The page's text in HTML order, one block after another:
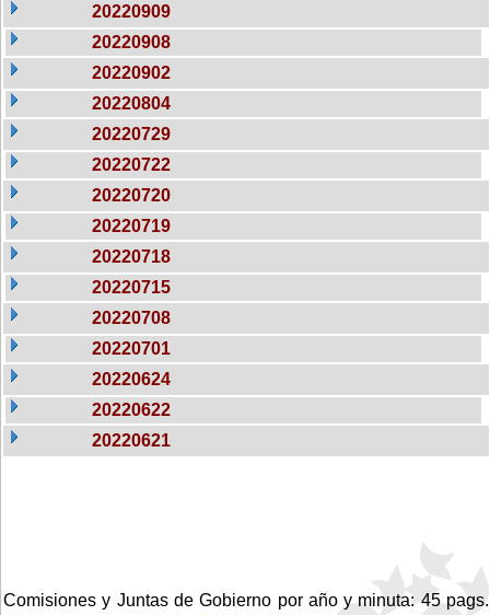
20220909
20220908
20220902
20220804
20220729
20220722
20220720
20220719
20220718
20220715
20220708
20220701
20220624
20220622
20220621
Comisiones y Juntas de Gobierno por año y minuta: 45 pags.